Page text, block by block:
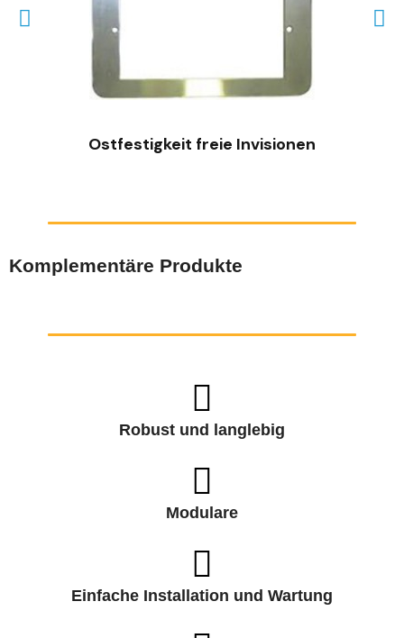
SCHNELLANSICHT
Ostfestigkeit freie Invisionen
Komplementäre Produkte
Robust und langlebig
Modulare
Einfache Installation und Wartung